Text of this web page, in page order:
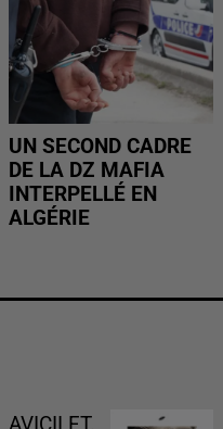
UN SECOND CADRE
DE LA DZ MAFIA
INTERPELLÉ EN
ALGÉRIE